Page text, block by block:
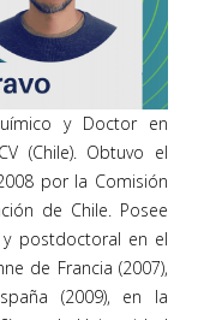
y Doctor en
(Chile). Obtuvo el
por la Comisión
de Chile. Posee
y postdoctoral en el
de Francia (2007),
(2009), en la